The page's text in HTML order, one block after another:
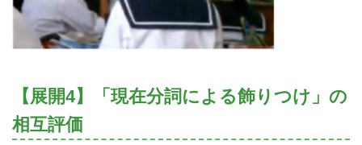
【展開4】「現在分詞による飾りつけ」の
相互評価